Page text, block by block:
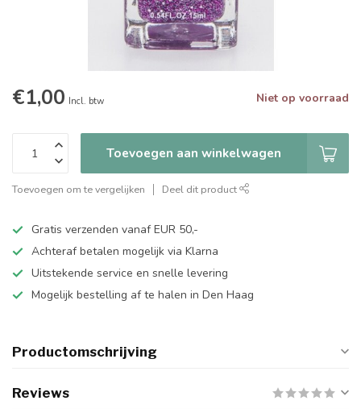
€1,00 Incl. btw Niet op voorraad
Toevoegen aan winkelwagen
Toevoegen om te vergelijken Deel dit product
Gratis verzenden vanaf EUR 50,-
Achteraf betalen mogelijk via Klarna
Uitstekende service en snelle levering
Mogelijk bestelling af te halen in Den Haag
Productomschrijving
Reviews